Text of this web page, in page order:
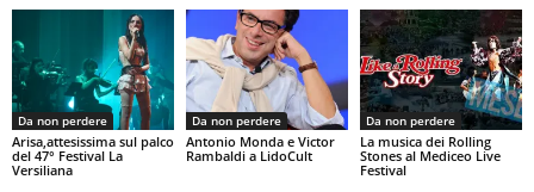
Da non perdere
Arisa,attesissima sul palco
del 47° Festival La
Versiliana
Da non perdere
Antonio Monda e Victor
Rambaldi a LidoCult
Da non perdere
La musica dei Rolling
Stones al Mediceo Live
Festival